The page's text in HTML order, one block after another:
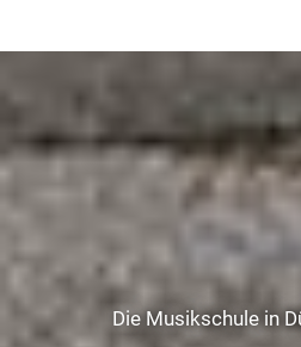
Die Musikschule in